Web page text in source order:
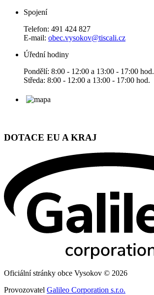
Spojení
Telefon: 491 424 827
E-mail: obec.vysokov@tiscali.cz
Úřední hodiny
Pondělí: 8:00 - 12:00 a 13:00 - 17:00 hod.
Středa: 8:00 - 12:00 a 13:00 - 17:00 hod.
DOTACE EU A KRAJ
Oficiální stránky obce Vysokov © 2026
Provozovatel Galileo Corporation s.r.o.